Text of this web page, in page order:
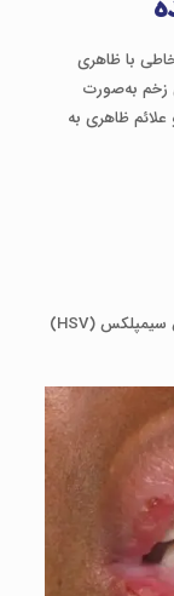
با ظاهری
به‌صورت
علائم ظاهری به
این ضایعه معمولاً پس از عفونت با ویروس هرپس سیمپلکس (HSV)